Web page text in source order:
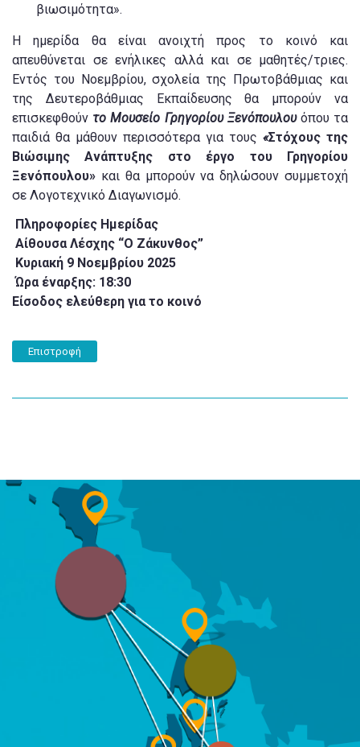
βιωσιμότητα».
Η ημερίδα θα είναι ανοιχτή προς το κοινό και
απευθύνεται σε ενήλικες αλλά και σε μαθητές/τριες.
Εντός του Νοεμβρίου, σχολεία της Πρωτοβάθμιας και
της Δευτεροβάθμιας Εκπαίδευσης θα μπορούν να
επισκεφθούν το Μουσείο Γρηγορίου Ξενόπουλου όπου τα
παιδιά θα μάθουν περισσότερα για τους «Στόχους της
Βιώσιμης Ανάπτυξης στο έργο του Γρηγορίου
Ξενόπουλου» και θα μπορούν να δηλώσουν συμμετοχή
σε Λογοτεχνικό Διαγωνισμό.
Πληροφορίες Ημερίδας
Αίθουσα Λέσχης “Ο Ζάκυνθος”
Κυριακή 9 Νοεμβρίου 2025
Ώρα έναρξης: 18:30
Είσοδος ελεύθερη για το κοινό
Επιστροφή